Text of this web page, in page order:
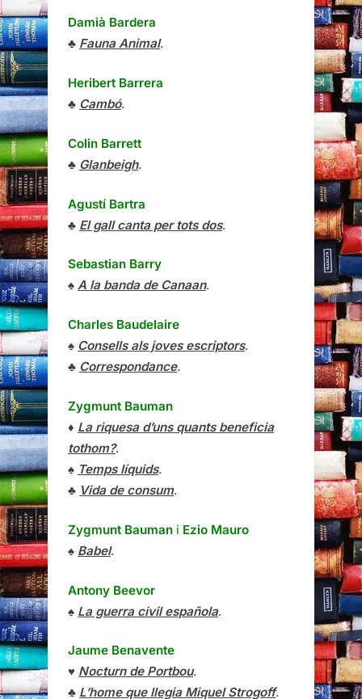
Damià Bardera
♣ Fauna Animal.
Heribert Barrera
♣ Cambó.
Colin Barrett
♣ Glanbeigh.
Agustí Bartra
♣ El gall canta per tots dos.
Sebastian Barry
♠ A la banda de Canaan.
Charles Baudelaire
♠ Consells als joves escriptors.
♣ Correspondance.
Zygmunt Bauman
♦ La riquesa d’uns quants beneficia
tothom?.
♠ Temps líquids.
♣ Vida de consum.
Zygmunt Bauman i Ezio Mauro
♠ Babel.
Antony Beevor
♠ La guerra civil española.
Jaume Benavente
♥ Nocturn de Portbou.
♣ L’home que llegia Miquel Strogoff.